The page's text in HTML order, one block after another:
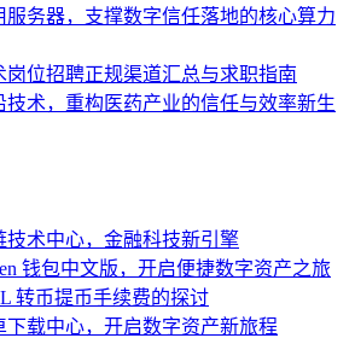
服务器，支撑数字信任落地的核心算力
岗位招聘正规渠道汇总与求职指南
技术，重构医药产业的信任与效率新生
技术中心，金融科技新引擎
钱包中文版，开启便捷数字资产之旅
转币提币手续费的探讨
下载中心，开启数字资产新旅程